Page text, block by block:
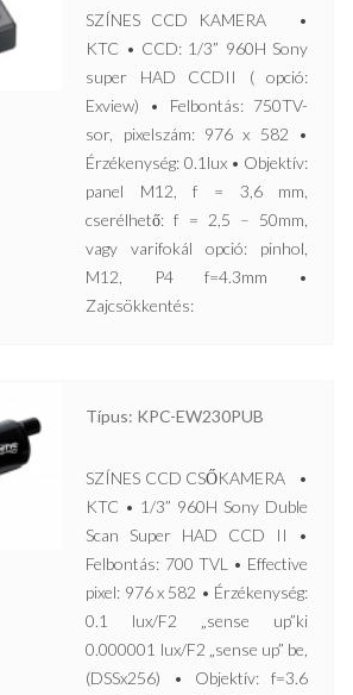
SZÍNES CCD KAMERA •
KTC • CCD: 1/3” 960H Sony
super HAD CCDII ( opció:
Exview) • Felbontás: 750TV-
sor, pixelszám: 976 x 582 •
Érzékenység: 0.1lux • Objektív:
panel M12, f = 3,6 mm,
cserélhető: f = 2,5 – 50mm,
vagy varifokál opció: pinhol,
M12, P4 f=4.3mm •
Zajcsökkentés:
Típus: KPC-EW230PUB
SZÍNES CCD CSŐKAMERA •
KTC • 1/3” 960H Sony Duble
Scan Super HAD CCD II •
Felbontás: 700 TVL • Effective
pixel: 976 x 582 • Érzékenység:
0.1 lux/F2 „sense up”ki
0.000001 lux/F2 „sense up” be,
(DSSx256) • Objektív: f=3.6